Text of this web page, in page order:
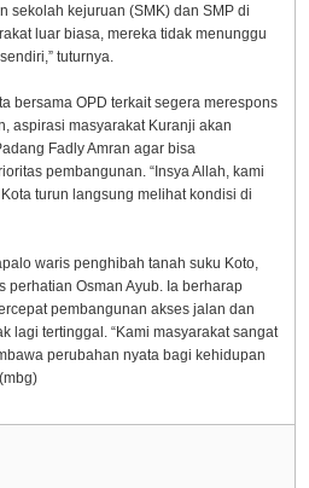
sekolah kejuruan (SMK) dan SMP di
luar biasa, mereka tidak menunggu
tuturnya.
bersama OPD terkait segera merespons
aspirasi masyarakat Kuranji akan
Fadly Amran agar bisa
pembangunan. “Insya Allah, kami
turun langsung melihat kondisi di
waris penghibah tanah suku Koto,
perhatian Osman Ayub. Ia berharap
pembangunan akses jalan dan
lagi tertinggal. “Kami masyarakat sangat
perubahan nyata bagi kehidupan